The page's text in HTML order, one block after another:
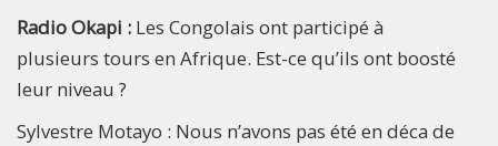
Radio Okapi : Les Congolais ont participé à
plusieurs tours en Afrique. Est-ce qu’ils ont boosté
leur niveau ?
Sylvestre Motayo : Nous n’avons pas été en déca de